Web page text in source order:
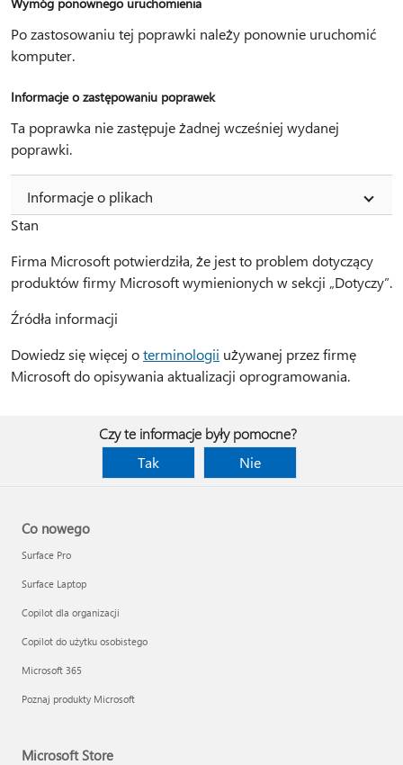
Po zastosowaniu tej poprawki należy ponownie uruchomić
komputer.
Informacje o zastępowaniu poprawek
Ta poprawka nie zastępuje żadnej wcześniej wydanej
poprawki.
Informacje o plikach
Stan
Firma Microsoft potwierdziła, że jest to problem dotyczący
produktów firmy Microsoft wymienionych w sekcji „Dotyczy”.
Źródła informacji
Dowiedz się więcej oterminologii używanej przez firmę
Microsoft do opisywania aktualizacji oprogramowania.
Czy te informacje były pomocne?
Tak
Nie
Co nowego
Surface Pro
Surface Laptop
Copilot dla organizacji
Copilot do użytku osobistego
Microsoft 365
Poznaj produkty Microsoft
Microsoft Store